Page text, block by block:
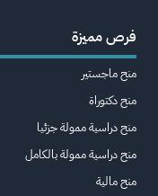
فرص مميزة
منح ماجستير
منح دكتوراة
منح دراسية ممولة جزئيا
منح دراسية ممولة بالكامل
منح مالية